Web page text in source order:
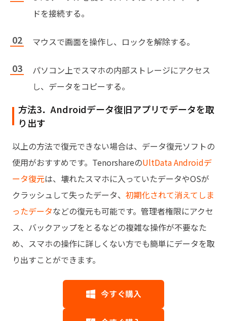
ドを接続する。
マウスで画面を操作し、ロックを解除する。
パソコン上でスマホの内部ストレージにアクセス
し、データをコピーする。
方法3．Androidデータ復旧アプリでデータを取
り出す
以上の方法で復元できない場合は、データ復元ソフトの
使用がおすすめです。TenorshareのUltData Androidデ
ータ復元は、壊れたスマホに入っていたデータやOSが
クラッシュして失ったデータ、 初期化されて消えてしま
ったデータなどの復元も可能です。管理者権限にアクセ
ス、バックアップをとるなどの複雑な操作が不要なた
め、スマホの操作に詳しくない方でも簡単にデータを取
り出すことができます。